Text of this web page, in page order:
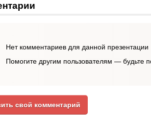
Нет комментариев для данной презентации
Помогите другим пользователям — будьте
свой комментарий